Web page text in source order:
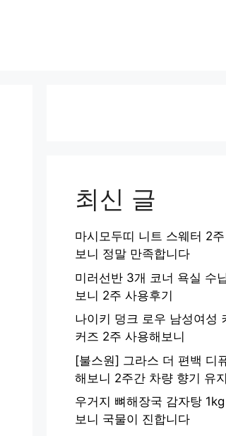
최신 글
마시모두띠 니트 스웨터 2
보니 정말 만족합니다
미러선반 3개 코너 욕실 수
보니 2주 사용후기
나이키 덩크 로우 남성여성
커즈 2주 사용해보니
[불스원] 그라스 더 편백 디
해보니 2주간 차량 향기 유지
우거지 뼈해장국 감자탕
보니 국물이 진합니다